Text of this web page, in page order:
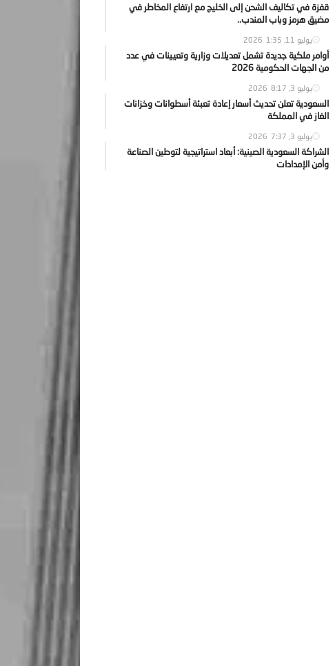
قفزة في تكاليف الشحن إلى الخليج مع ارتفاع المخاطر في
مضيق هرمز وباب المندب..
يوليو 11, 2026 1:35
أوامر ملكية جديدة تشمل تعديلات وزارية وتعيينات في عدد
من الجهات الحكومية 2026
يوليو 3, 2026 8:17
السعودية تعلن تحديث أسعار إعادة تعبئة أسطوانات وخزانات
الغاز في المملكة
يوليو 3, 2026 7:37
الشراكة السعودية الصينية: أبعاد استراتيجية لتوطين الصناعة
وأمن الإمدادات